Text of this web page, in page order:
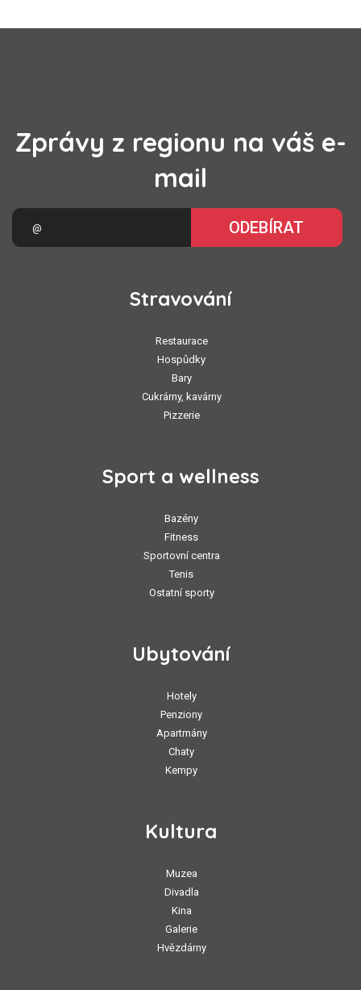
Zprávy z regionu na váš e-
mail
ODEBÍRAT
Stravování
Restaurace
Hospůdky
Bary
Cukrárny, kavárny
Pizzerie
Sport a wellness
Bazény
Fitness
Sportovní centra
Tenis
Ostatní sporty
Ubytování
Hotely
Penziony
Apartmány
Chaty
Kempy
Kultura
Muzea
Divadla
Kina
Galerie
Hvězdárny